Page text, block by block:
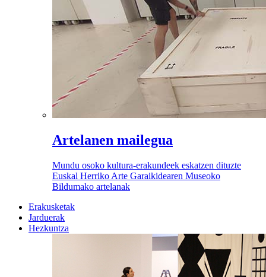
Artelanen mailegua
Mundu osoko kultura-erakundeek eskatzen dituzte
Euskal Herriko Arte Garaikidearen Museoko
Bildumako artelanak
Erakusketak
Jarduerak
Hezkuntza